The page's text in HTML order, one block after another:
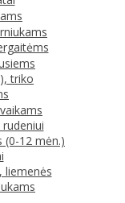
triko
(0-12 mėn.)
liemenės